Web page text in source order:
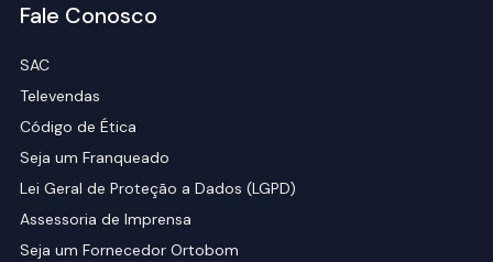
Fale Conosco
SAC
Televendas
Código de Ética
Seja um Franqueado
Lei Geral de Proteção a Dados (LGPD)
Assessoria de Imprensa
Seja um Fornecedor Ortobom